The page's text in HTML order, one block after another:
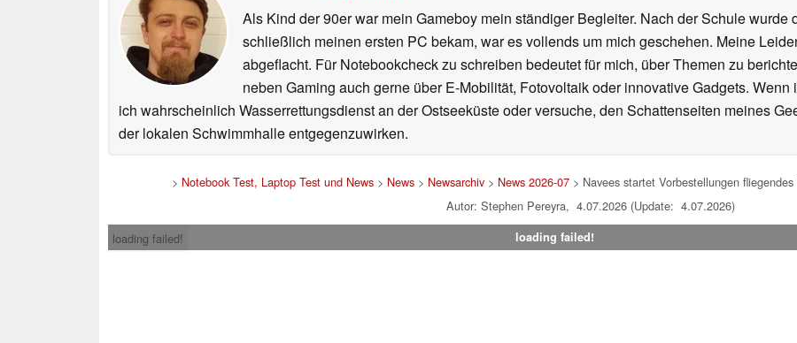
Als Kind der 90er war mein Gameboy mein ständiger Begleiter. Nach der Schule
schließlich meinen ersten PC bekam, war es vollends um mich geschehen. Meine
abgeflacht. Für Notebookcheck zu schreiben bedeutet für mich, über Themen zu
neben Gaming auch gerne über E-Mobilität, Fotovoltaik oder innovative Gadgets.
ich wahrscheinlich Wasserrettungsdienst an der Ostseeküste oder versuche, den Schattenseiten meines
der lokalen Schwimmhalle entgegenzuwirken.
> Notebook Test, Laptop Test und News > News > Newsarchiv > News 2026-07 > Navees startet Vorbestellungen
Autor: Stephen Pereyra, 4.07.2026 (Update: 4.07.2026)
loading failed!
loading failed!